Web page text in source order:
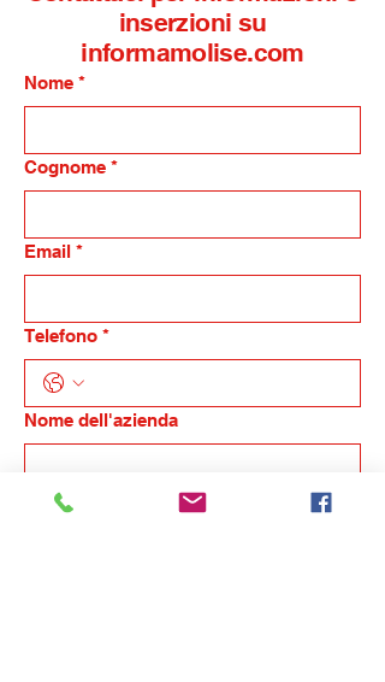
inserzioni su
informamolise.com
Nome *
Cognome *
Email *
Telefono *
Nome dell'azienda
Indicaci in breve la tua esigenza, ti